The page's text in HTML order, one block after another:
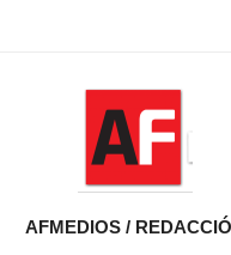
AFMEDIOS /